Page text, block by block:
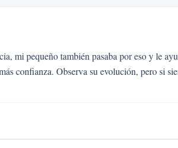
mi pequeño también pasaba por eso y le
confianza. Observa su evolución, pero si